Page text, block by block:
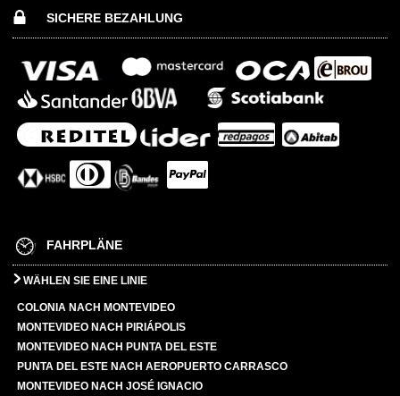
SICHERE BEZAHLUNG
FAHRPLÄNE
WÄHLEN SIE EINE LINIE
COLONIA NACH MONTEVIDEO
MONTEVIDEO NACH PIRIÁPOLIS
MONTEVIDEO NACH PUNTA DEL ESTE
PUNTA DEL ESTE NACH AEROPUERTO CARRASCO
MONTEVIDEO NACH JOSÉ IGNACIO